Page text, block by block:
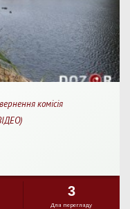
комісія
3
Для перегляду